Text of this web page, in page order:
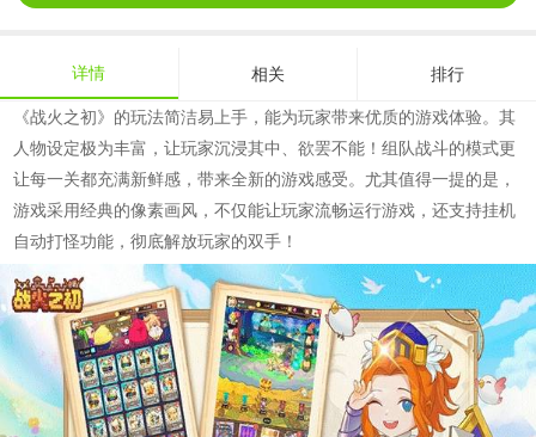
详情 相关 排行
《战火之初》的玩法简洁易上手，能为玩家带来优质的游戏体验。其
人物设定极为丰富，让玩家沉浸其中、欲罢不能！组队战斗的模式更
让每一关都充满新鲜感，带来全新的游戏感受。尤其值得一提的是，
游戏采用经典的像素画风，不仅能让玩家流畅运行游戏，还支持挂机
自动打怪功能，彻底解放玩家的双手！